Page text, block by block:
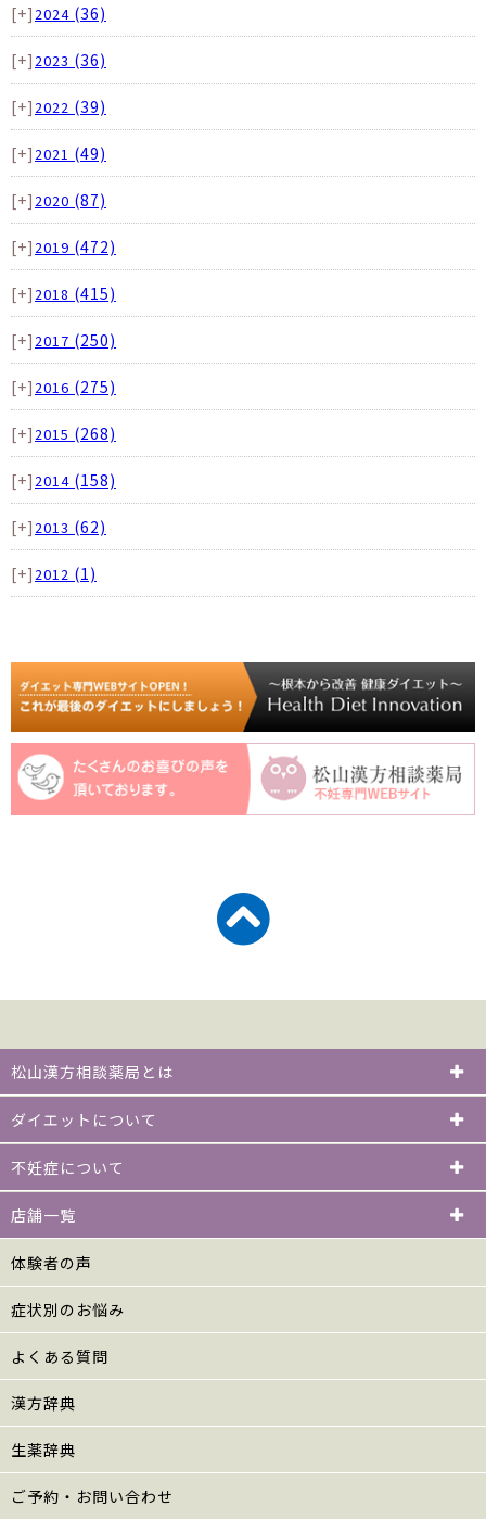
[+] 2024 (36)
[+] 2023 (36)
[+] 2022 (39)
[+] 2021 (49)
[+] 2020 (87)
[+] 2019 (472)
[+] 2018 (415)
[+] 2017 (250)
[+] 2016 (275)
[+] 2015 (268)
[+] 2014 (158)
[+] 2013 (62)
[+] 2012 (1)
松山漢方相談薬局とは
ダイエットについて
不妊症について
店舗一覧
体験者の声
症状別のお悩み
よくある質問
漢方辞典
生薬辞典
ご予約・お問い合わせ